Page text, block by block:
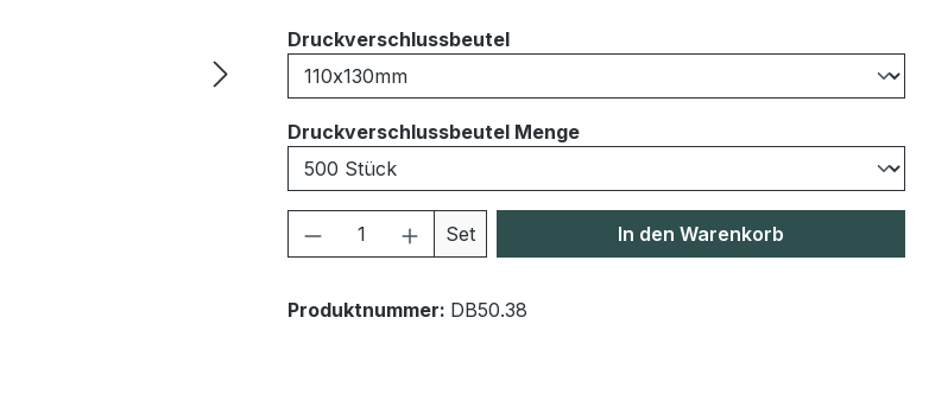
Druckverschlussbeutelauswählen
Druckverschlussbeutel Mengeauswählen
Produkt Anzahl: Gib den gewünschten Wert
Set In den Warenkorb
Produktnummer: DB50.38